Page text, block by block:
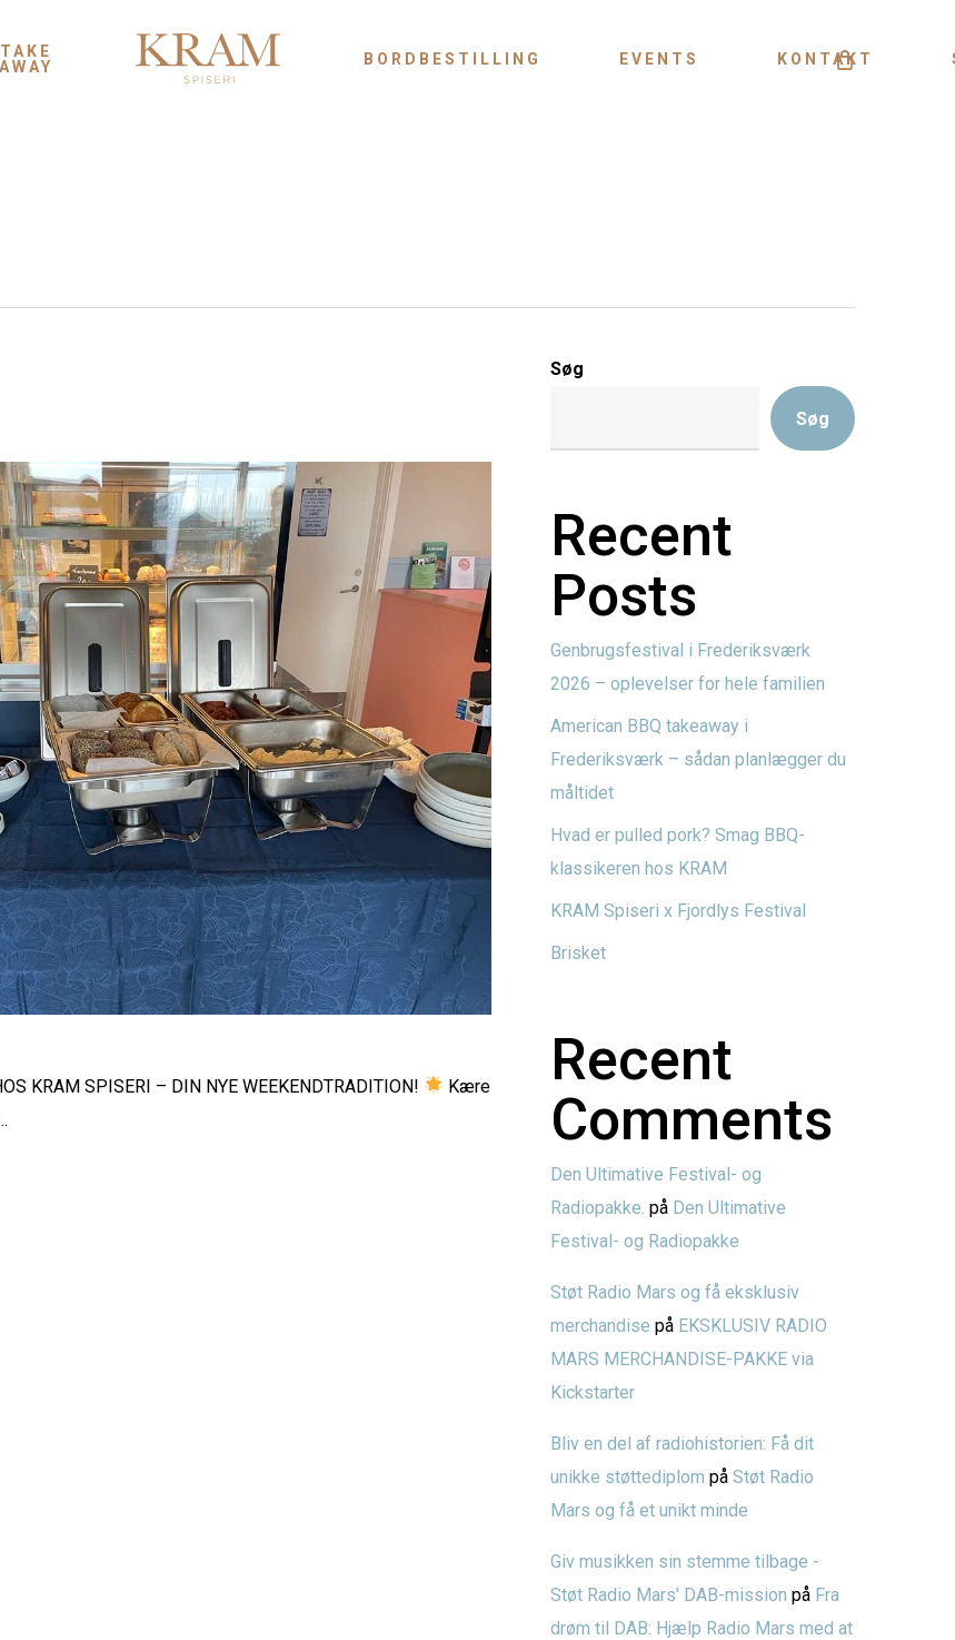
TAKE
AWAY
BORDBESTILLING EVENTS KONTAKT
KRAM SPISERI – DIN NYE WEEKENDTRADITION!
Kære
Søg
Søg
Recent
Posts
Genbrugsfestival i Frederiksværk
2026 – oplevelser for hele familien
American BBQ takeaway i
Frederiksværk – sådan planlægger du
måltidet
Hvad er pulled pork? Smag BBQ-
klassikeren hos KRAM
KRAM Spiseri x Fjordlys Festival
Brisket
Recent
Comments
Den Ultimative Festival- og
Radiopakke. på Den Ultimative
Festival- og Radiopakke
Støt Radio Mars og få eksklusiv
merchandise på EKSKLUSIV RADIO
MARS MERCHANDISE-PAKKE via
Kickstarter
Bliv en del af radiohistorien: Få dit
unikke støttediplom påStøt Radio
Mars og få et unikt minde
Giv musikken sin stemme tilbage -
Støt Radio Mars' DAB-mission på Fra
drøm til DAB: Hjælp Radio Mars med at